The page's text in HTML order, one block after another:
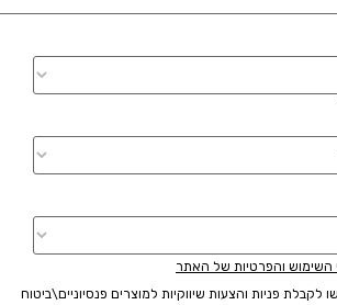
השימוש והפרטיות של האתר
לקבלת פניות והצעות שיווקיות למוצרים פנסיוניים\ביטוח